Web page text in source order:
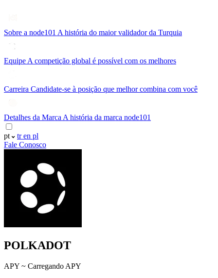
Sobre a node101 A história do maior validador da Turquia
Equipe A competição global é possível com os melhores
Carreira Candidate-se à posição que melhor combina com você
Detalhes da Marca A história da marca node101
pt tren pl
Fale Conosco
POLKADOT
APY ~ Carregando APY